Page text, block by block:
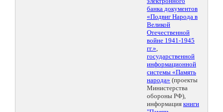
банка документов
«Подвиг Народа в
Великой
Отечественной
войне 1941-1945
гг.»,
государственной
информационной
системы «Память
народа» (проекты
Министерства
обороны РФ),
информация книги